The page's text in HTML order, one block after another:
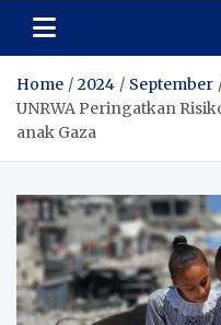
Home 2024 September
UNRWA Peringatkan
anak Gaza